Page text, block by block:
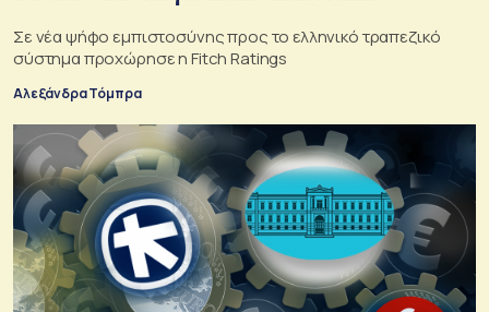
Σε νέα ψήφο εμπιστοσύνης προς το ελληνικό τραπεζικό
σύστημα προχώρησε η Fitch Ratings
Αλεξάνδρα Τόμπρα